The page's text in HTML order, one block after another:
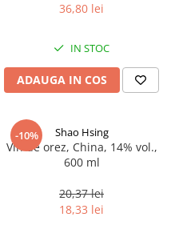
36,80 lei
IN STOC
ADAUGA IN COS
-10% Shao Hsing
Vin de orez, China, 14% vol.,
600 ml
20,37 lei
18,33 lei